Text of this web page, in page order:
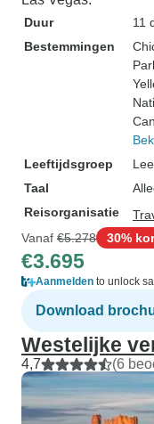
Duur
11
Bestemmingen
Leeftijdsgroep
Taal
Reisorganisatie
Vanaf €5.278 30%
€3.695
Aanmelden to unlock
Download
Westelijke
4,7 (6